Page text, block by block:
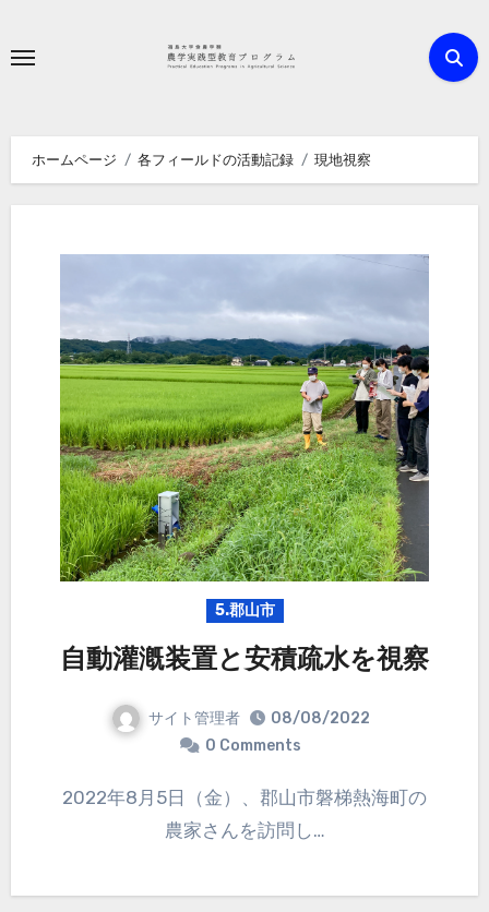
ホームページ 各フィールドの活動記録 現地視察
5.郡山市
自動灌漑装置と安積疏水を視察
サイト管理者
08/08/2022
0 Comments
2022年8月5日（金）、郡山市磐梯熱海町の
農家さんを訪問し…